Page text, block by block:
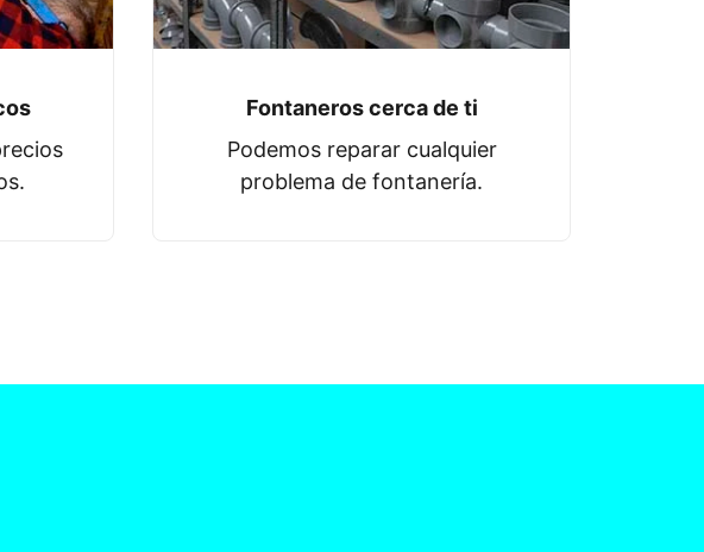
Fontaneros cerca de ti
Podemos reparar cualquier
problema de fontanería.